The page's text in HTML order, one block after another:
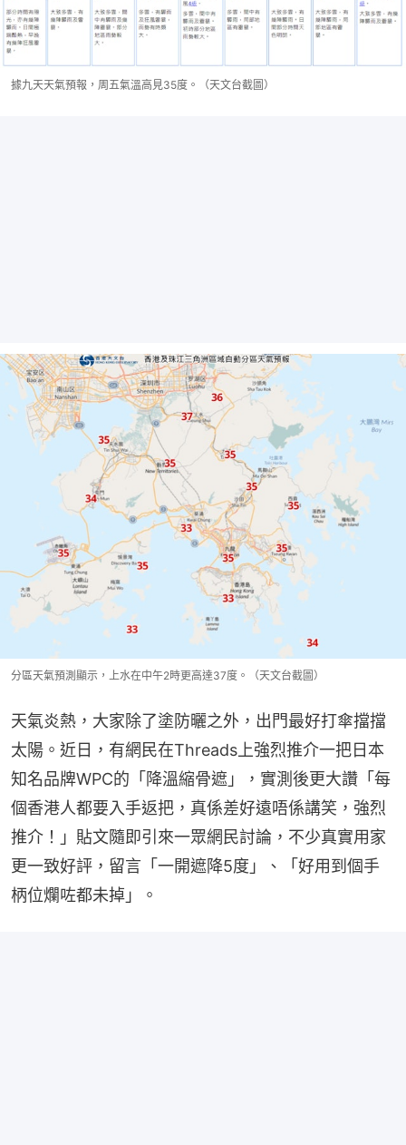
據九天天氣預報，周五氣溫高見35度。（天文台截圖）
分區天氣預測顯示，上水在中午2時更高達37度。（天文台截圖）
天氣炎熱，大家除了塗防曬之外，出門最好打傘擋擋
太陽。近日，有網民在Threads上強烈推介一把日本
知名品牌WPC的「降溫縮骨遮」，實測後更大讚「每
個香港人都要入手返把，真係差好遠唔係講笑，強烈
推介！」貼文隨即引來一眾網民討論，不少真實用家
更一致好評，留言「一開遮降5度」、「好用到個手
柄位爛咗都未掉」。